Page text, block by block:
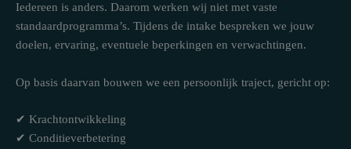
Iedereen is anders. Daarom werken wij niet met vaste
standaardprogramma’s. Tijdens de intake bespreken we jouw
doelen, ervaring, eventuele beperkingen en verwachtingen.
Op basis daarvan bouwen we een persoonlijk traject, gericht op:
✔ Krachtontwikkeling
✔ Conditieverbetering